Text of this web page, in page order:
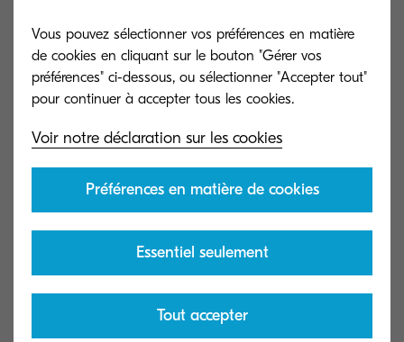
Votre guide pour choisir
l'impression en nuage
Si vous lisez ceci, vous avez probablement déjà
décidé que votre entreprise est prête à profiter
des avantages des solutions d'impression en
nuage ! Chaque entreprise est différente ; c'est
pourquoi il est essentiel de travailler avec un
Vous pouvez sélectionner vos préférences en matière
de cookies en cliquant sur le bouton "Gérer vos
préférences" ci-dessous, ou sélectionner "Accepter tout"
Voir notre déclaration sur les cookies
Préférences en matière de cookies
Essentiel seulement
Tout accepter